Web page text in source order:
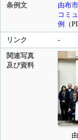
条例文
由布
コミ
例
（
リンク -
関連写真
及び資料